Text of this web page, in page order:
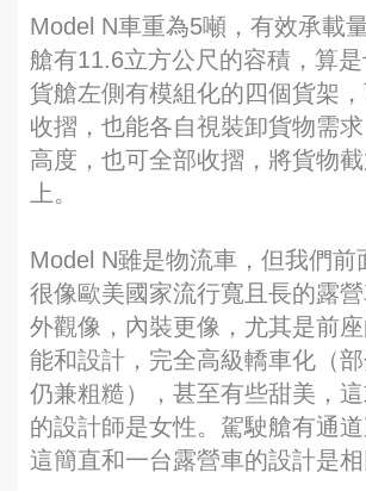
Model N車重為5噸，有效承載
艙有11.6立方公尺的容積，算是
貨艙左側有模組化的四個貨架
收摺，也能各自視裝卸貨物需
高度，也可全部收摺，將貨物
上。
Model N雖是物流車，但我們前
很像歐美國家流行寬且長的露
外觀像，內裝更像，尤其是前
能和設計，完全高級轎車化（
仍兼粗糙），甚至有些甜美，
的設計師是女性。駕駛艙有通道
這簡直和一台露營車的設計是相